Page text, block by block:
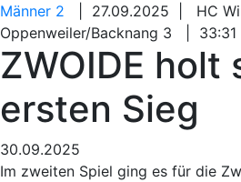
Männer 2
| 27.09.2025 | HC
Oppenweiler/Backnang 3 | 33:31
ZWOIDE holt
ersten Sieg
30.09.2025
Im zweiten Spiel ging es für die